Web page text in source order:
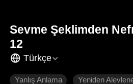
Sevme Şeklimden
12
Türkçe
Yanlış Anlama Yeniden